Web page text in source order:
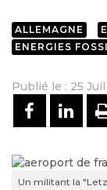
ALLEMAGNE
ENERGIES
Publié le : 25
Un militant la